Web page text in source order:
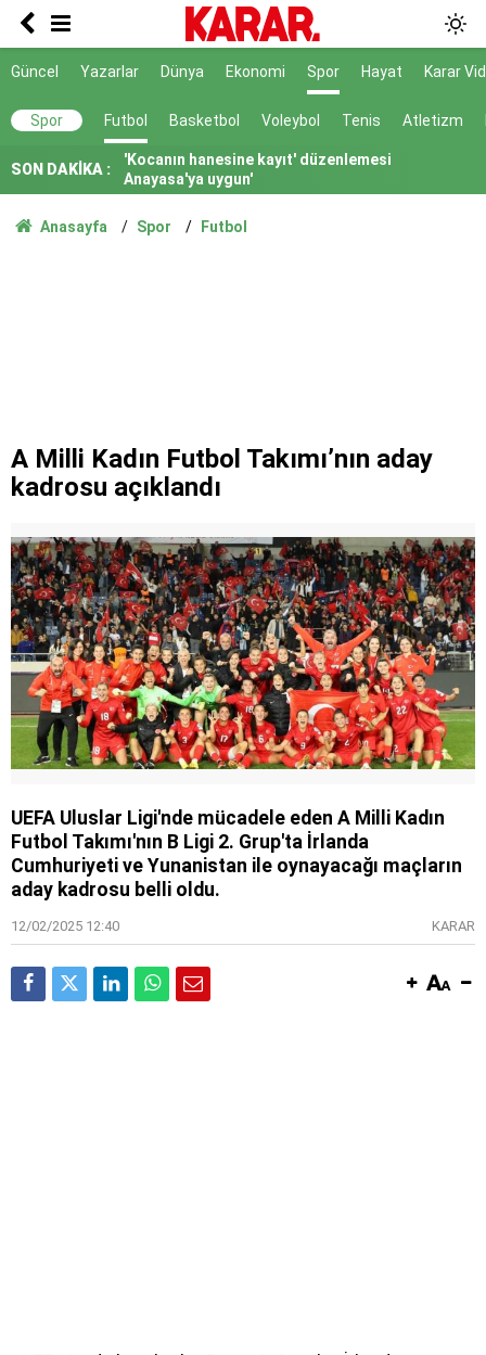
Güncel Yazarlar Dünya Ekonomi Spor Hayat Karar
Spor Futbol Basketbol Voleybol Tenis Atletizm
SON DAKİKA :
Sıcak havaya sağanak molası
Süreç yasası bugün Genel Kurul'a geliyor
Anayasa'ya uygun'
Cansever, son yolculuğuna uğurlanacak
At yarışında feci kaza: 1 jokey yaralı, 2 at öldü
Anasayfa Spor Futbol
A Milli Kadın Futbol Takımı’nın aday
kadrosu açıklandı
UEFA Uluslar Ligi'nde mücadele eden A Milli Kadın
Futbol Takımı'nın B Ligi 2. Grup'ta İrlanda
Cumhuriyeti ve Yunanistan ile oynayacağı maçların
aday kadrosu belli oldu.
12/02/2025 12:40 KARAR